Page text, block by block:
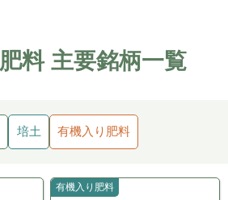
料 主要銘柄一覧
培土 有機入り肥料
有機入り肥料